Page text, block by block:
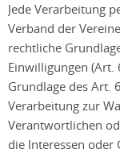
Jede Verarbeitung
Verband der
rechtliche
Einwilligungen (Art.
Grundlage des Art.
Verarbeitung zur
Verantwortlichen
die Interessen